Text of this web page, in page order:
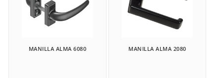
MANILLA ALMA 6080 MANILLA ALMA 2080